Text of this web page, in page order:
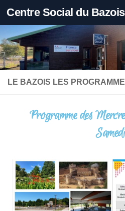
Skip to content
Centre Social du Bazois
LE BAZOIS LES
Programme des